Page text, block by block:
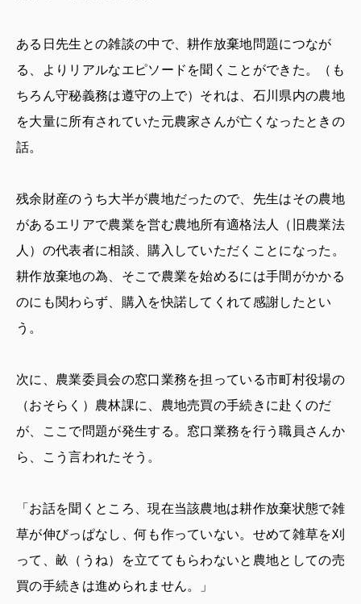
ある日先生との雑談の中で、耕作放棄地問題につなが
る、よりリアルなエピソードを聞くことができた。（も
ちろん守秘義務は遵守の上で）それは、石川県内の農地
を大量に所有されていた元農家さんが亡くなったときの
話。
残余財産のうち大半が農地だったので、先生はその農地
があるエリアで農業を営む農地所有適格法人（旧農業法
人）の代表者に相談、購入していただくことになった。
耕作放棄地の為、そこで農業を始めるには手間がかかる
のにも関わらず、購入を快諾してくれて感謝したとい
う。
次に、農業委員会の窓口業務を担っている市町村役場の
（おそらく）農林課に、農地売買の手続きに赴くのだ
が、ここで問題が発生する。窓口業務を行う職員さんか
ら、こう言われたそう。
「お話を聞くところ、現在当該農地は耕作放棄状態で雑
草が伸びっぱなし、何も作っていない。せめて雑草を刈
って、畝（うね）を立ててもらわないと農地としての売
買の手続きは進められません。」